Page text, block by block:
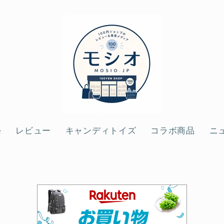
レビュー キャンディトイズ コラボ商品 ニ